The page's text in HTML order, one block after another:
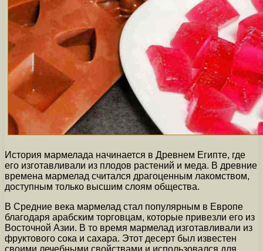
История мармелада начинается в Древнем Египте, где
его изготавливали из плодов растений и меда. В древние
времена мармелад считался драгоценным лакомством,
доступным только высшим слоям общества.
В Средние века мармелад стал популярным в Европе
благодаря арабским торговцам, которые привезли его из
Восточной Азии. В то время мармелад изготавливали из
фруктового сока и сахара. Этот десерт был известен
своими лечебными свойствами и использовался для